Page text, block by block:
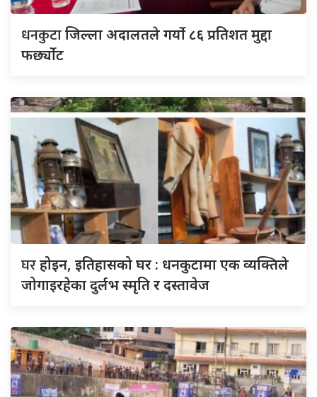
धनकुटाजिल्ला अदालतले गर्यो ८६ प्रतिशत मुद्दा
फर्छ्योट
घरहोइन, इतिहासको घर : धनकुटामा एक व्यक्तिले
जोगाइरहेका दुर्लभ स्मृति र दस्तावेज